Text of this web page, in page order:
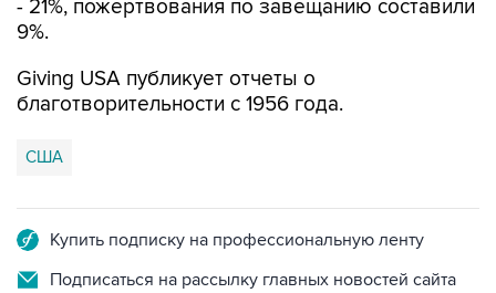
Giving USA публикует отчеты о
США
Подписаться на рассылку главных новостей сайта
Получать оперативные новости в официальном